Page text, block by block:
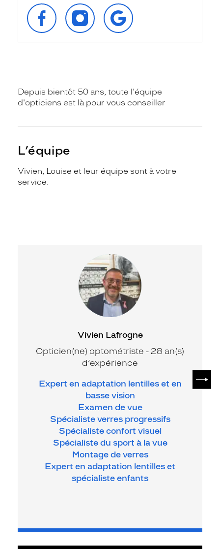
SUIVEZ‑NOUS
SUR
FACEBOOK
SUIVEZ‑NOUS
SUR
INSTAGRAM
RETROUVEZ‑NOUS
SUR
GOOGLE
Depuis bientôt 50 ans, toute l'équipe
d'opticiens est là pour vous conseiller
L’équipe
Vivien, Louise et leur équipe sont à votre
service.
Vivien Lafrogne
Opticien(ne) optométriste - 28 an(s)
d’expérience
Expert en adaptation lentilles et en
basse vision
Examen de vue
Spécialiste verres progressifs
Spécialiste confort visuel
Spécialiste du sport à la vue
Montage de verres
Expert en adaptation lentilles et
spécialiste enfants